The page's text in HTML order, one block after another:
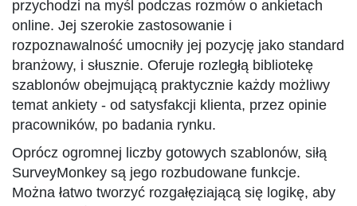
przychodzi na myśl podczas rozmów o ankietach
online. Jej szerokie zastosowanie i
rozpoznawalność umocniły jej pozycję jako standard
branżowy, i słusznie. Oferuje rozległą bibliotekę
szablonów obejmującą praktycznie każdy możliwy
temat ankiety - od satysfakcji klienta, przez opinie
pracowników, po badania rynku.
Oprócz ogromnej liczby gotowych szablonów, siłą
SurveyMonkey są jego rozbudowane funkcje.
Można łatwo tworzyć rozgałęziającą się logikę, aby